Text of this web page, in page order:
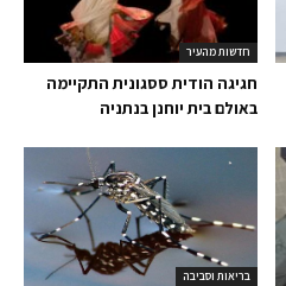
חדשות מהעיר
חגיגה הודית ססגונית התקיימה
באולם בית יוחנן בנתניה
בריאות וסביבה